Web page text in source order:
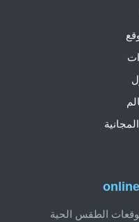
الطقس الحية